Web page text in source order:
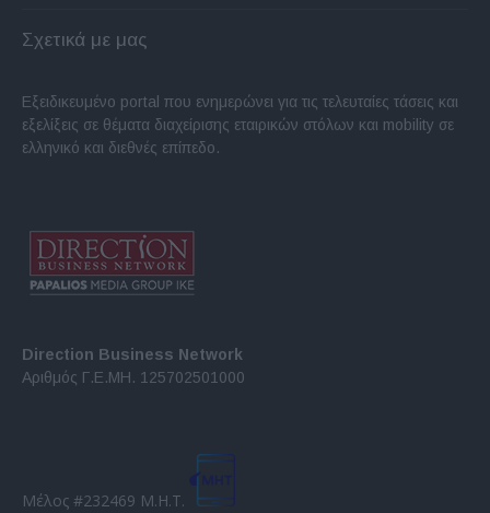
Σχετικά με μας
Εξειδικευμένο portal που ενημερώνει για τις τελευταίες τάσεις και
εξελίξεις σε θέματα διαχείρισης εταιρικών στόλων και mobility σε
ελληνικό και διεθνές επίπεδο.
Direction Business Network
Αριθμός Γ.Ε.ΜΗ. 125702501000
Μέλος #232469 Μ.Η.Τ.